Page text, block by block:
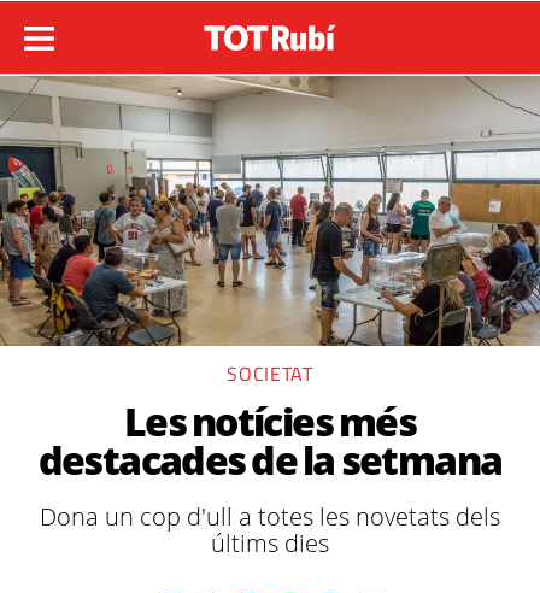
SOCIETAT
Les notícies més
destacades de la setmana
Dona un cop d'ull a totes les novetats dels
últims dies